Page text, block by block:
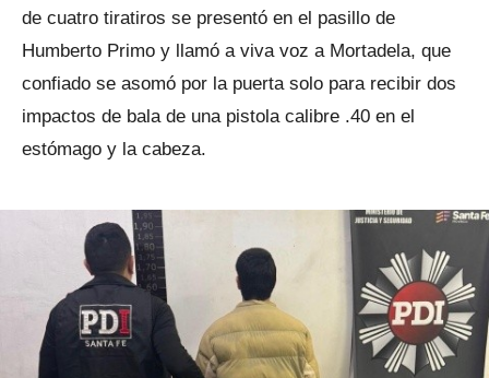
de cuatro tiratiros se presentó en el pasillo de
Humberto Primo y llamó a viva voz a Mortadela, que
confiado se asomó por la puerta solo para recibir dos
impactos de bala de una pistola calibre .40 en el
estómago y la cabeza.